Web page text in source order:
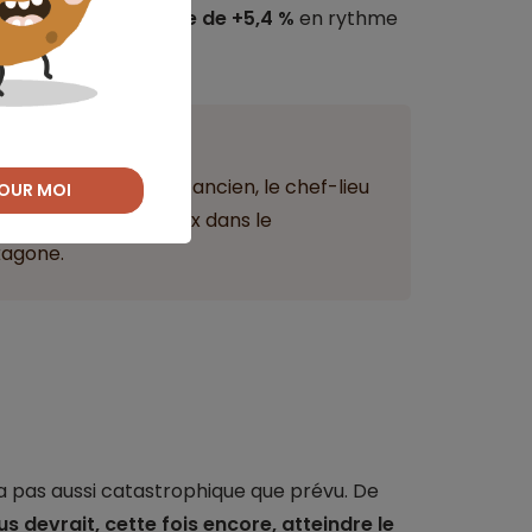
hausse notable de +5,4 % en rythme
pour un logement ancien, le chef-lieu
Paris et Bordeaux dans le
aussi catastrophique que prévu. De
devrait, cette fois encore, atteindre le
MOI